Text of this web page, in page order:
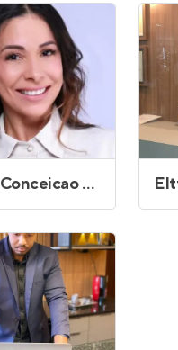
Adriana Conceicao Oliveira Pinto